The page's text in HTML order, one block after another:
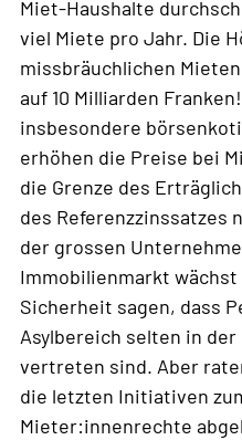
Miet-Haushalte
viel Miete pro Jahr. Die
missbräuchlichen
auf 10 Milliarden
insbesondere
erhöhen die Preise bei
die Grenze des
des Referenzzinssatzes
der grossen
Immobilienmarkt
Sicherheit sagen, dass
Asylbereich selten in
vertreten sind. Aber
die letzten Initiativen
Mieter:innenrechte